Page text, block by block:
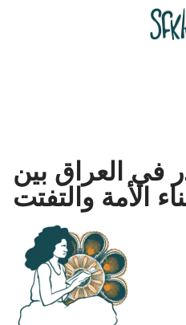
في العراق بين
الأمة والتفتت